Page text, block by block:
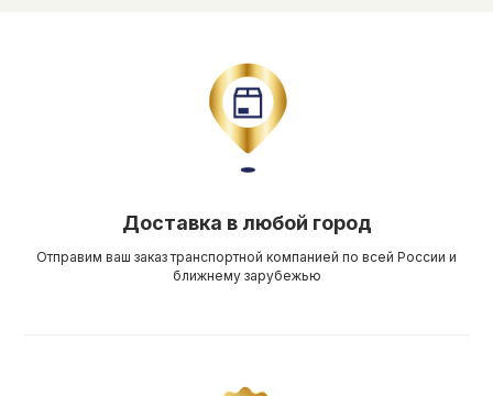
Доставка в любой город
Отправим ваш заказ транспортной компанией по всей России и
ближнему зарубежью